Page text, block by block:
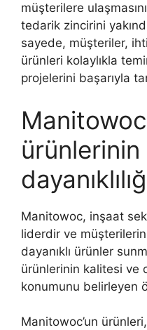
müşterilere
tedarik zincirini
sayede, müşteriler,
ürünleri kolaylıkla
projelerini başarıyla
Manitowoc, inşaat
liderdir ve
dayanıklı ürünler
ürünlerinin kalitesi ve
konumunu belirleyen
Manitowoc’un